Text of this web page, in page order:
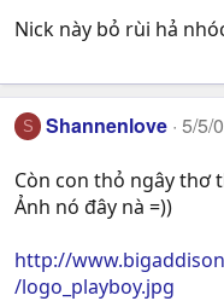
Nick này bỏ rùi hả
S Shannenlove 5/5/
Còn con thỏ ngây thơ
Ảnh nó đây nà =))
http://
/logo_playboy.jpg